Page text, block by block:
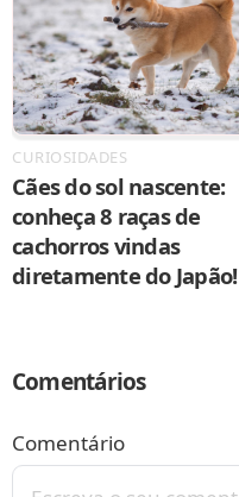
CURIOSIDADES
Cães do sol nascente:
conheça 8 raças de
cachorros vindas
diretamente do Japão!
Comentários
Comentário